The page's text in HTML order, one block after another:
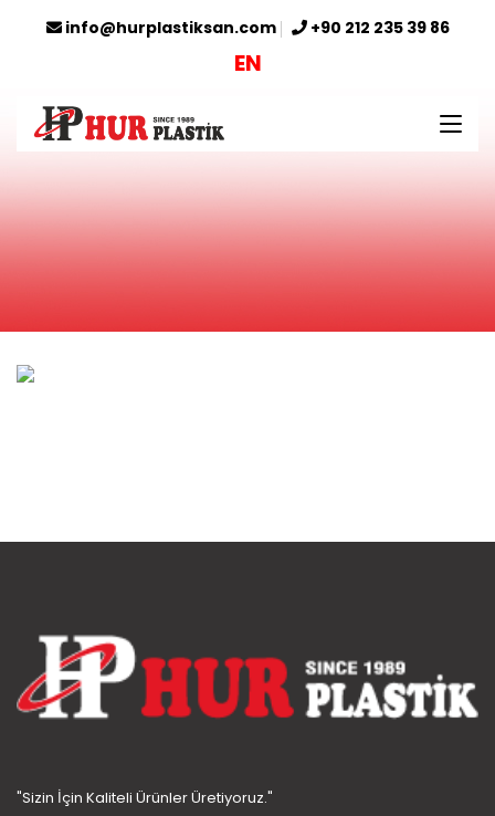
info@hurplastiksan.com +90 212 235 39 86
EN
"Sizin İçin Kaliteli Ürünler Üretiyoruz."